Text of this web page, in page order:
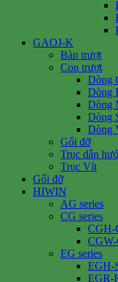
GAOJ-K
Bàn trượt
Con trượt
Dòng
Dòng
Dòng
Dòng
Dòng
Gối đỡ
Trục dẫn
Trục Vít
Gối đỡ
HIWIN
AG series
CG series
CGH-
EG series
EGH-
EGR-